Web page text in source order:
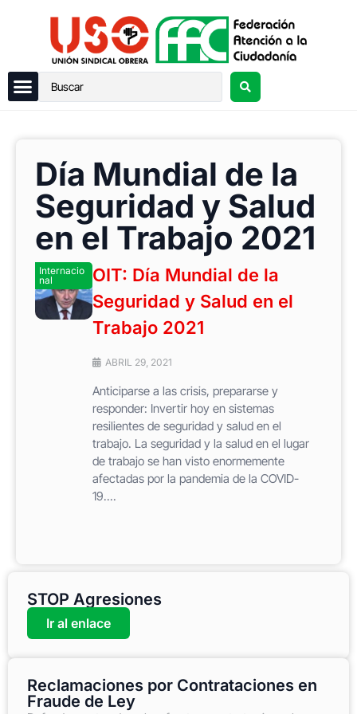
Día Mundial de la
Seguridad y Salud
en el Trabajo 2021
Internacio
nal
OIT: Día Mundial de la
Seguridad y Salud en el
Trabajo 2021
ABRIL 29, 2021
Anticiparse a las crisis, prepararse y
responder: Invertir hoy en sistemas
resilientes de seguridad y salud en el
trabajo. La seguridad y la salud en el lugar
de trabajo se han visto enormemente
afectadas por la pandemia de la COVID-
19....
STOP Agresiones
Ir al enlace
Reclamaciones por Contrataciones en
Fraude de Ley